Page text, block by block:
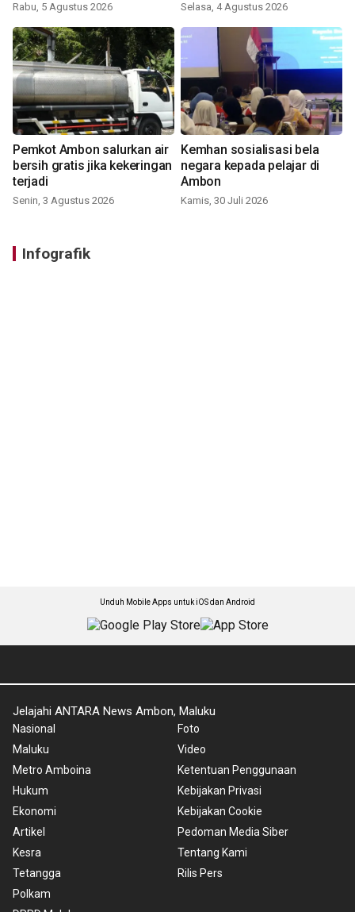
Rabu, 5 Agustus 2026 Selasa, 4 Agustus 2026
Pemkot Ambon salurkan air
bersih gratis jika kekeringan
terjadi
Senin, 3 Agustus 2026
Kemhan sosialisasi bela
negara kepada pelajar di
Ambon
Kamis, 30 Juli 2026
Infografik
Unduh Mobile Apps untuk iOS dan Android
Jelajahi ANTARA News Ambon, Maluku
Nasional
Maluku
Metro Amboina
Hukum
Ekonomi
Artikel
Kesra
Tetangga
Polkam
Foto
Video
Ketentuan Penggunaan
Kebijakan Privasi
Kebijakan Cookie
Pedoman Media Siber
Tentang Kami
Rilis Pers